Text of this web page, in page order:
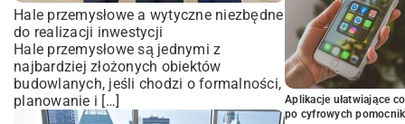
Hale przemysłowe a wytyczne niezbędne
do realizacji inwestycji
Hale przemysłowe są jednymi z
najbardziej złożonych obiektów
budowlanych, jeśli chodzi o formalności,
planowanie i […]
Aplikacje ułatwiające
po cyfrowych